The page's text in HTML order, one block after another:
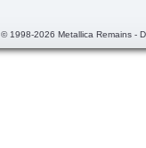
© 1998-2026 Metallica Remains -